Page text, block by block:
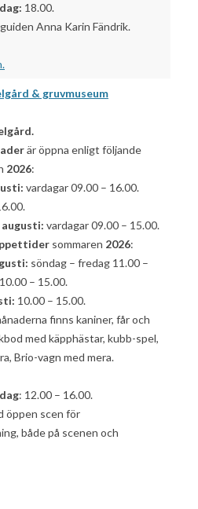
18.00.
Anna Karin Fändrik.
& gruvmuseum
är öppna enligt följande
2026:
vardagar 09.00 – 16.00.
augusti: vardagar 09.00 – 15.00.
sommaren 2026:
söndag – fredag 11.00 –
– 15.00.
10.00 – 15.00.
finns kaniner, får och
med käpphästar, kubb-spel,
Brio-vagn med mera.
: 12.00 – 16.00.
öppen scen för
både på scenen och